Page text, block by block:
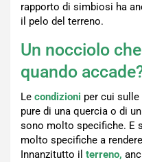
rapporto di simbiosi ha
il pelo del terreno.
Un nocciolo
quando
Le condizioni per cui
pure di una quercia o di
sono molto specifiche. E
molto specifiche a
Innanzitutto il terreno,